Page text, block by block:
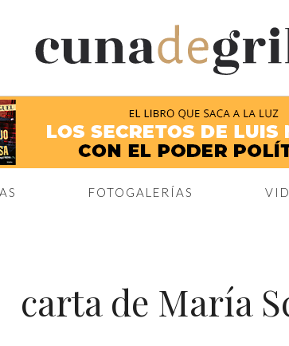
FOTOGALERÍAS
carta de María